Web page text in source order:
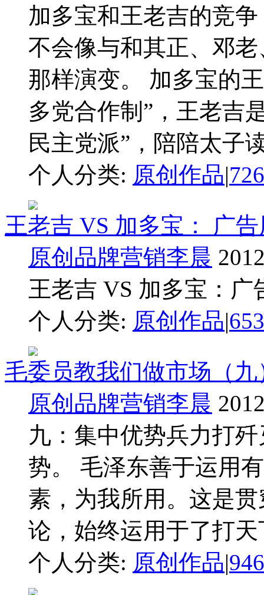
加多宝和王老吉的竞
不会像与和其正、邓
那样演变。 加多宝的
多党合作制”，王老吉
民主党派”，陪陪太子
个人分类: 原创作品|
王老吉 VS 加多宝： 广
原创品牌营销李晨
王老吉 VS 加多宝：广
个人分类: 原创作品|
毛委员教我们做市场（
原创品牌营销李晨
九：集中优势兵力打
势。 毛泽东善于运用
素，为我所用。这是
论，始终运用于了打
个人分类: 原创作品|